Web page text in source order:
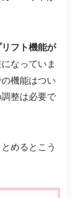
フト機能が
なっていま
機能はつい
整は必要で
めるとこう